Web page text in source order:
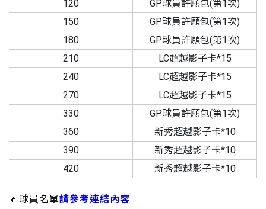
120
GP球員許願包(第1次)
150
GP球員許願包(第1次)
180
GP球員許願包(第1次)
210
LC超越影子卡*15
240
LC超越影子卡*15
270
LC超越影子卡*15
330
GP球員許願包(第1次)
360
新秀超越影子卡*10
390
新秀超越影子卡*10
420
新秀超越影子卡*10
🔸球員名單請參考連結內容